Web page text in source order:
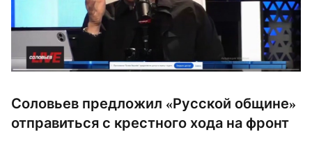
Соловьев предложил «Русской общине»
отправиться с крестного хода на фронт